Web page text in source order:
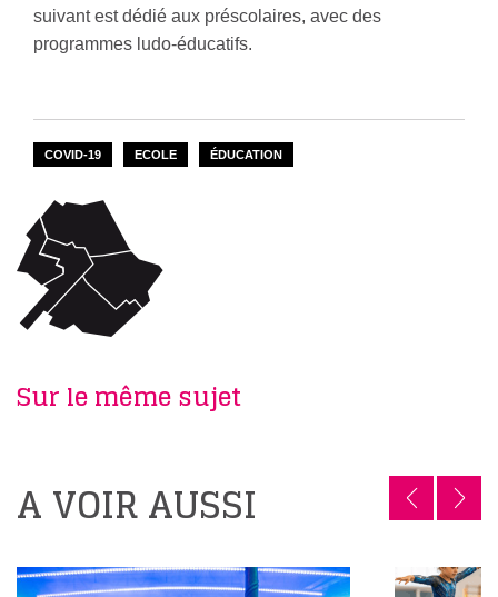
suivant est dédié aux préscolaires, avec des
programmes ludo-éducatifs.
COVID-19 ECOLE ÉDUCATION
Sur le même sujet
A VOIR AUSSI